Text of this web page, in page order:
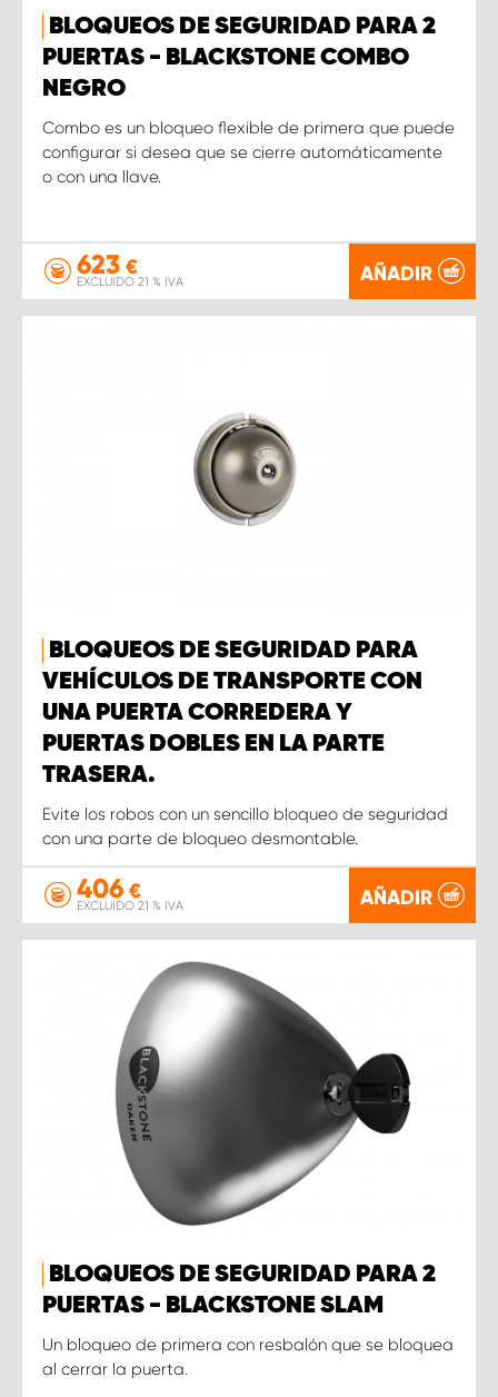
BLOQUEOS DE SEGURIDAD PARA 2
PUERTAS - BLACKSTONE COMBO
NEGRO
Combo es un bloqueo flexible de primera que puede
configurar si desea que se cierre automáticamente
o con una llave.
623 €
EXCLUIDO 21 % IVA AÑADIR
BLOQUEOS DE SEGURIDAD PARA
VEHÍCULOS DE TRANSPORTE CON
UNA PUERTA CORREDERA Y
PUERTAS DOBLES EN LA PARTE
TRASERA.
Evite los robos con un sencillo bloqueo de seguridad
con una parte de bloqueo desmontable.
406 €
EXCLUIDO 21 % IVA AÑADIR
BLOQUEOS DE SEGURIDAD PARA 2
PUERTAS - BLACKSTONE SLAM
Un bloqueo de primera con resbalón que se bloquea
al cerrar la puerta.